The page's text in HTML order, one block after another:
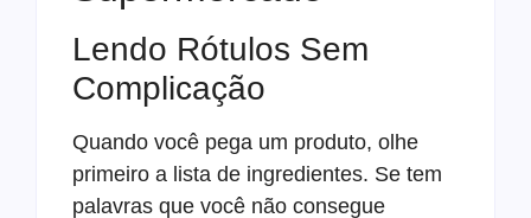
Lendo Rótulos Sem
Complicação
Quando você pega um produto, olhe
primeiro a lista de ingredientes. Se tem
palavras que você não consegue